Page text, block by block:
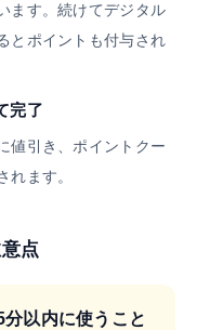
ます。続けてデジタル
とポイントも付与され
完了
値引き、ポイントクー
れます。
点
分以内に使うこと